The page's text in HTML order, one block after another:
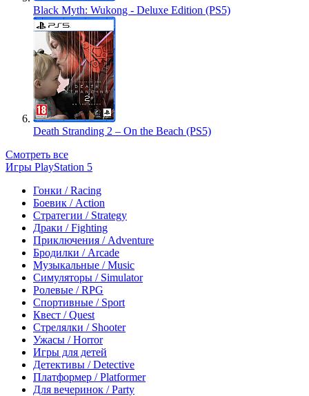
Black Myth: Wukong - Deluxe Edition (PS5)
Death Stranding 2 – On the Beach (PS5)
Смотреть все
Игры PlayStation 5
Гонки / Racing
Боевик / Action
Стратегии / Strategy
Драки / Fighting
Приключения / Adventure
Бродилки / Arcade
Музыкальные / Music
Симуляторы / Simulator
Ролевые / RPG
Спортивные / Sport
Квест / Quest
Стрелялки / Shooter
Ужасы / Horror
Игры для детей
Детективы / Detective
Платформер / Platformer
Для вечеринок / Party